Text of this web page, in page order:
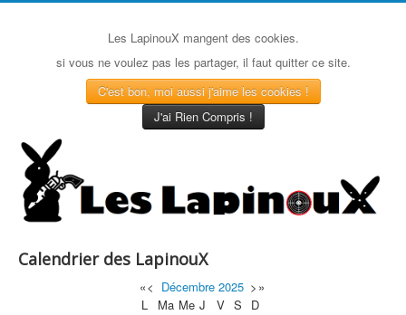
Les LapinouX mangent des cookies.
si vous ne voulez pas les partager, il faut quitter ce site.
C'est bon, moi aussi j'aime les cookies !
J'ai Rien Compris !
Calendrier des LapinouX
«< Décembre 2025 > »
L
Ma Me J V S
D